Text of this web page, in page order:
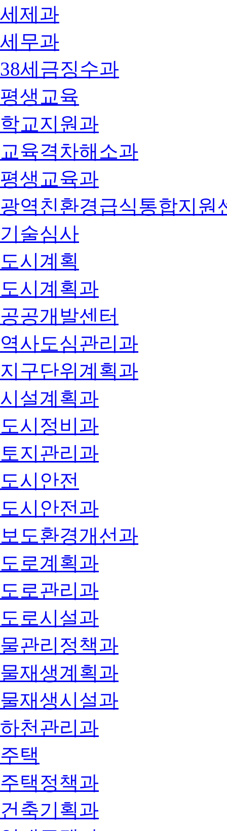
세제과
세무과
38세금징수과
평생교육
학교지원과
교육격차해소과
평생교육과
광역친환경급식통합지원
기술심사
도시계획
도시계획과
공공개발센터
역사도심관리과
지구단위계획과
시설계획과
도시정비과
토지관리과
도시안전
도시안전과
보도환경개선과
도로계획과
도로관리과
도로시설과
물관리정책과
물재생계획과
물재생시설과
하천관리과
주택
주택정책과
건축기획과